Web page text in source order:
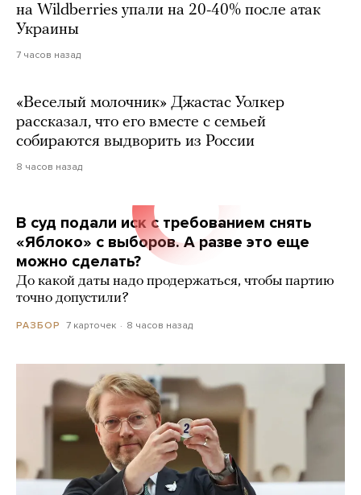
на Wildberries упали на 20-40% после атак
Украины
7 часов назад
«Веселый молочник» Джастас Уолкер
рассказал, что его вместе с семьей
собираются выдворить из России
8 часов назад
В суд подали иск с требованием снять
«Яблоко» с выборов. А разве это еще
можно сделать?
До какой даты надо продержаться, чтобы партию
точно допустили?
РАЗБОР 7 карточек 8 часов назад